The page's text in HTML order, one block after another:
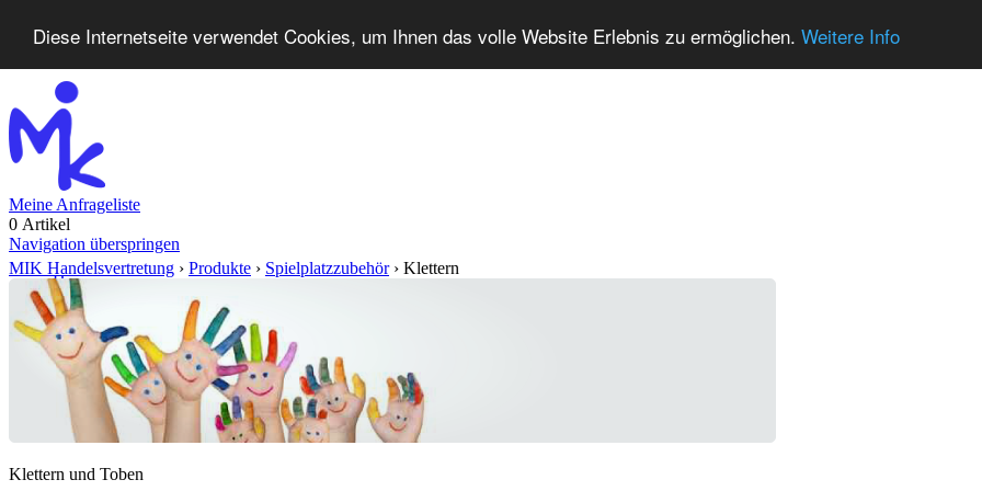
Diese Internetseite verwendet Cookies, um Ihnen das volle Website Erlebnis zu ermöglichen. Weitere Info
Meine Anfrageliste
0 Artikel
Navigation überspringen
Home
Produkte
Neuheiten
Kontakt
FAQ
MIK Handelsvertretung › Produkte › Spielplatzzubehör› Klettern
Klettern und Toben